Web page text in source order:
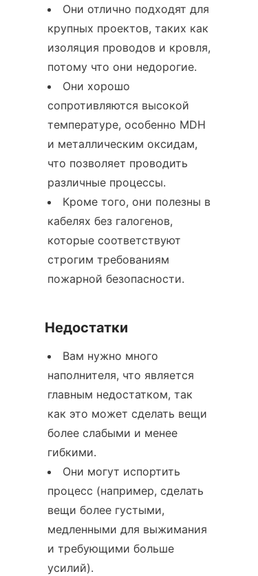
Они отлично подходят для
крупных проектов, таких как
изоляция проводов и кровля,
потому что они недорогие.
Они хорошо
сопротивляются высокой
температуре, особенно MDH
и металлическим оксидам,
что позволяет проводить
различные процессы.
Кроме того, они полезны в
кабелях без галогенов,
которые соответствуют
строгим требованиям
пожарной безопасности.
Недостатки
Вам нужно много
наполнителя, что является
главным недостатком, так
как это может сделать вещи
более слабыми и менее
гибкими.
Они могут испортить
процесс (например, сделать
вещи более густыми,
медленными для выжимания
и требующими больше
усилий).